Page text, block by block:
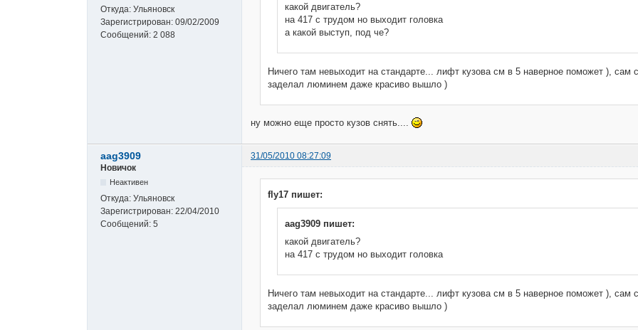
Откуда: Ульяновск
Зарегистрирован: 09/02/2009
Сообщений: 2 088
какой двигатель?
на 417 с трудом но выходит головка
а какой выступ, под че?
Ничего там невыходит на стандарте... лифт кузова см в 5 наверное поможет ), сам
заделал люминем даже красиво вышло )
ну можно еще просто кузов снять....
aag3909
31/05/2010 08:27:09
Новичок
Неактивен
Откуда: Ульяновск
Зарегистрирован: 22/04/2010
Сообщений: 5
fly17 пишет:
aag3909 пишет:
какой двигатель?
на 417 с трудом но выходит головка
Ничего там невыходит на стандарте... лифт кузова см в 5 наверное поможет ), сам
заделал люминем даже красиво вышло )